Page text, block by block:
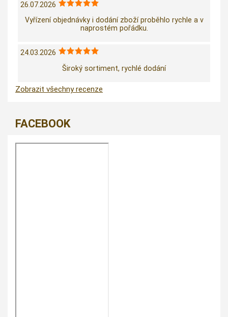
26.07.2026
Vyřízení objednávky i dodání zboží proběhlo rychle a v
naprostém pořádku.
24.03.2026
Široký sortiment, rychlé dodání
Zobrazit všechny recenze
FACEBOOK